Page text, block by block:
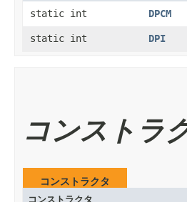
static int DPCM
static int DPI
コンストラ
コンストラクタ
コンストラクタ